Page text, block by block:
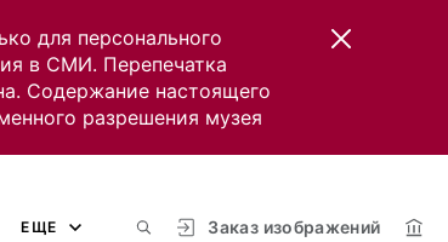
для персонального
в СМИ. Перепечатка
Содержание настоящего
разрешения музея
Заказ изображений
ЕЩЕ